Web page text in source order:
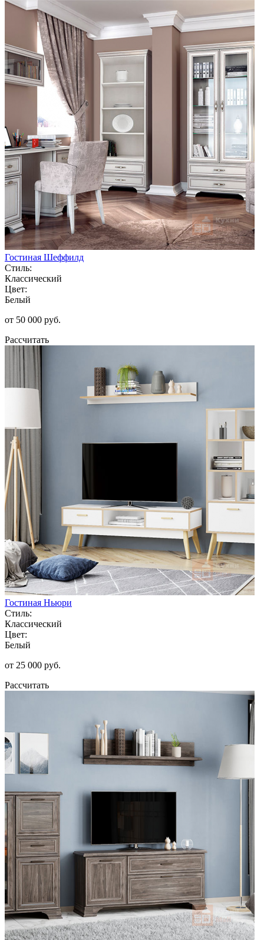
Гостиная Шеффилд
Стиль:
Классический
Цвет:
Белый
от 50 000 руб.
Рассчитать
Гостиная Ньюри
Стиль:
Классический
Цвет:
Белый
от 25 000 руб.
Рассчитать